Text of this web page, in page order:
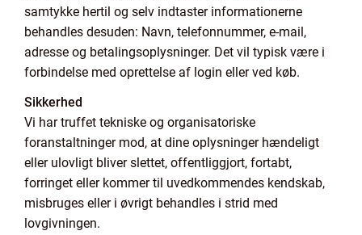
samtykke hertil og selv indtaster informationerne
behandles desuden: Navn, telefonnummer, e-mail,
adresse og betalingsoplysninger. Det vil typisk være i
forbindelse med oprettelse af login eller ved køb.
Sikkerhed
Vi har truffet tekniske og organisatoriske
foranstaltninger mod, at dine oplysninger hændeligt
eller ulovligt bliver slettet, offentliggjort, fortabt,
forringet eller kommer til uvedkommendes kendskab,
misbruges eller i øvrigt behandles i strid med
lovgivningen.